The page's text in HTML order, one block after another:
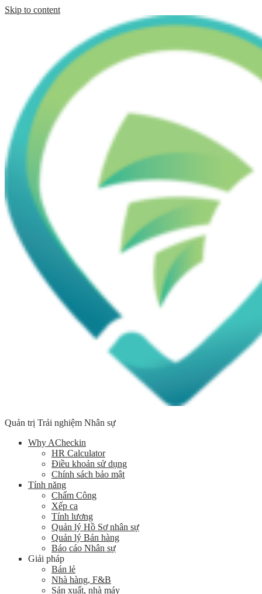
Skip to content
Quản trị Trải nghiệm Nhân sự
Why ACheckin
HR Calculator
Điều khoản sử dụng
Chính sách bảo mật
Tính năng
Chấm Công
Xếp ca
Tính lương
Quản lý Hồ Sơ nhân sự
Quản lý Bán hàng
Báo cáo Nhân sự
Giải pháp
Bán lẻ
Nhà hàng, F&B
Sản xuất, nhà máy